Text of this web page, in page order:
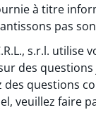
à titre
pas
s.r.l.
des
des questions
veuillez faire